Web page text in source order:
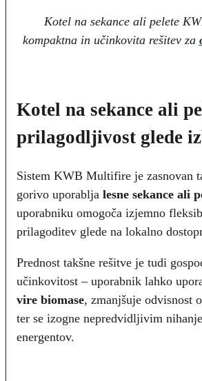
Kotel na sekance ali pelete
kompaktna in učinkovita rešitev za
Kotel na sekance ali
prilagodljivost glede
Sistem KWB Multifire je zasnovan
gorivo uporablja lesne sekance ali
uporabniku omogoča izjemno
prilagoditev glede na lokalno
Prednost takšne rešitve je tudi
učinkovitost – uporabnik lahko
vire biomase, zmanjšuje odvisnost
ter se izogne nepredvidljivim
energentov.